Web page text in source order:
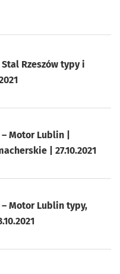
Rzeszów typy i
Motor Lublin |
| 27.10.2021
– Motor Lublin typy,